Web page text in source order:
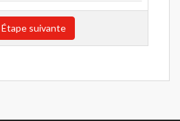
Étape suivante